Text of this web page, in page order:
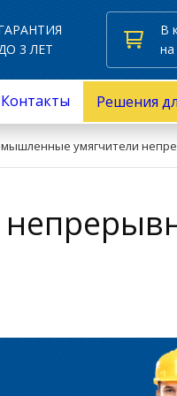
3 ЛЕТ
В
Контакты Решения
умягчители